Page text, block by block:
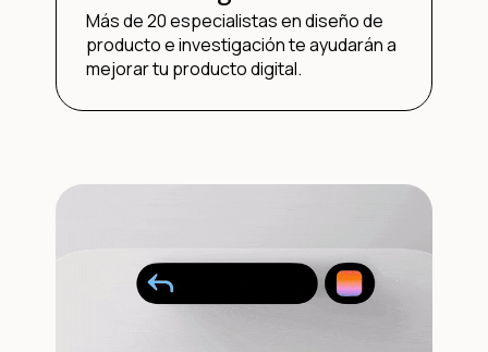
Más de 20 especialistas en diseño de
producto e investigación te ayudarán a
mejorar tu producto digital.